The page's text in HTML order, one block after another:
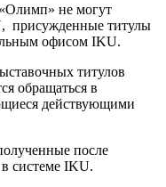
не могут
, присужденные титулы
офисом IKU.
титулов
обращаться в
действующими
после
системе IKU.